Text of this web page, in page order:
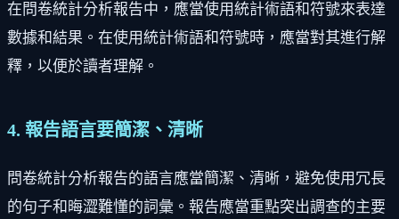
在問卷統計分析報告中，應當使用統計術語和符號來表達
數據和結果。在使用統計術語和符號時，應當對其進行解
釋，以便於讀者理解。
4. 報告語言要簡潔、清晰
問卷統計分析報告的語言應當簡潔、清晰，避免使用冗長
的句子和晦澀難懂的詞彙。報告應當重點突出調查的主要